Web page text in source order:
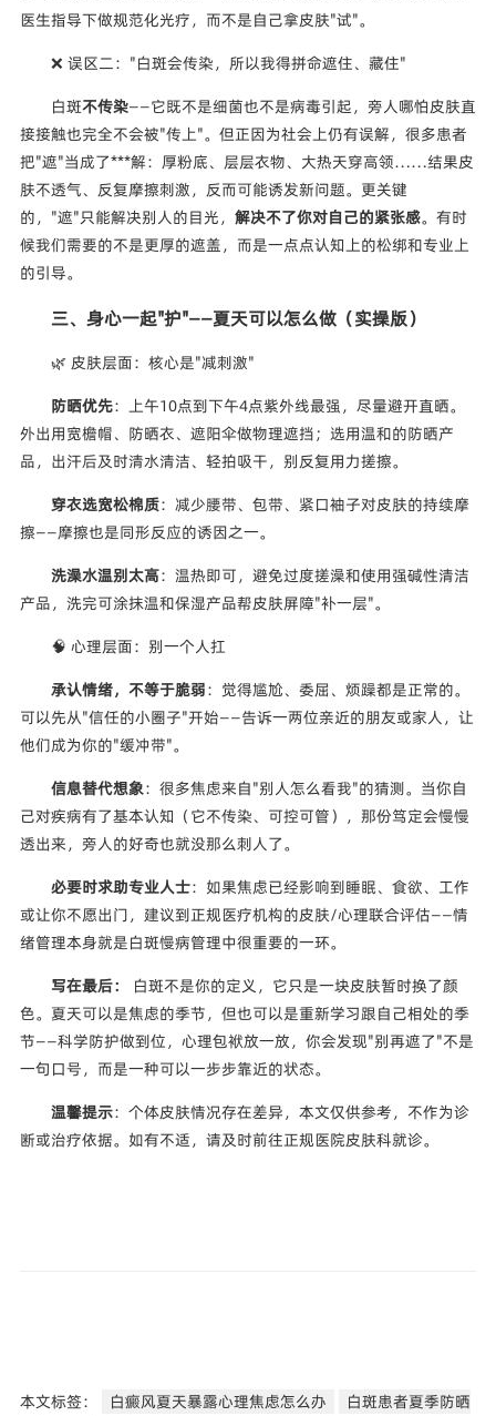
医生指导下做规范化光疗，而不是自己拿皮肤"试"。
❌ 误区二："白斑会传染，所以我得拼命遮住、藏住"
白斑不传染——它既不是细菌也不是病毒引起，旁人哪怕皮肤直
接接触也完全不会被"传上"。但正因为社会上仍有误解，很多患者
把"遮"当成了***解：厚粉底、层层衣物、大热天穿高领……结果皮
肤不透气、反复摩擦刺激，反而可能诱发新问题。更关键
的，"遮"只能解决别人的目光， 解决不了你对自己的紧张感。有时
候我们需要的不是更厚的遮盖，而是一点点认知上的松绑和专业上
的引导。
三、身心一起"护"——夏天可以怎么做（实操版）
🌿 皮肤层面：核心是"减刺激"
防晒优先：上午10点到下午4点紫外线最强，尽量避开直晒。
外出用宽檐帽、防晒衣、遮阳伞做物理遮挡；选用温和的防晒产
品，出汗后及时清水清洁、轻拍吸干，别反复用力搓擦。
穿衣选宽松棉质：减少腰带、包带、紧口袖子对皮肤的持续摩
擦——摩擦也是同形反应的诱因之一。
洗澡水温别太高：温热即可，避免过度搓澡和使用强碱性清洁
产品，洗完可涂抹温和保湿产品帮皮肤屏障"补一层"。
🧠 心理层面：别一个人扛
承认情绪，不等于脆弱：觉得尴尬、委屈、烦躁都是正常的。
可以先从"信任的小圈子"开始——告诉一两位亲近的朋友或家人，让
他们成为你的"缓冲带"。
信息替代想象：很多焦虑来自"别人怎么看我"的猜测。当你自
己对疾病有了基本认知（它不传染、可控可管），那份笃定会慢慢
透出来，旁人的好奇也就没那么刺人了。
必要时求助专业人士：如果焦虑已经影响到睡眠、食欲、工作
或让你不愿出门，建议到正规医疗机构的皮肤/心理联合评估——情
绪管理本身就是白斑慢病管理中很重要的一环。
写在最后：
白斑不是你的定义，它只是一块皮肤暂时换了颜
色。夏天可以是焦虑的季节，但也可以是重新学习跟自己相处的季
节——科学防护做到位，心理包袱放一放，你会发现"别再遮了"不是
一句口号，而是一种可以一步步靠近的状态。
温馨提示：个体皮肤情况存在差异，本文仅供参考，不作为诊
断或治疗依据。如有不适，请及时前往正规医院皮肤科就诊。
本文标签： 白癜风夏天暴露心理焦虑怎么办
白斑患者夏季防晒